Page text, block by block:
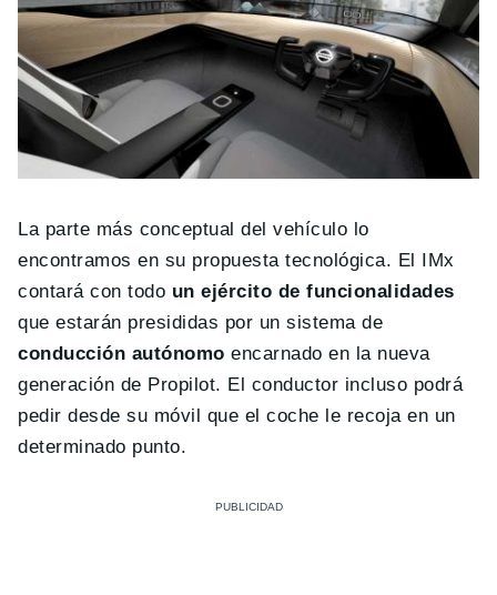
La parte más conceptual del vehículo lo
encontramos en su propuesta tecnológica. El IMx
contará con todo un ejército de funcionalidades
que estarán presididas por un sistema de
conducción autónomo encarnado en la nueva
generación de Propilot. El conductor incluso podrá
pedir desde su móvil que el coche le recoja en un
determinado punto.